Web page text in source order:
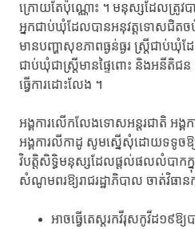
ក្រោយ​តែប៉ុណ្ណោះ ។​ មនុស្ស​ដែលត្រូវ
អ្នកជាប់ឃុំ​ដែលបាន​អនុវត្តទោស​ជិត
មាន​បញ្ហាសុខភាព​ធ្ងន់ធ្ងរ​ ស្ត្រីជាប់
ជាប់ឃុំ​ជាស្រ្តីមានផ្ទៃពោះ ​និងអនីតិជន​
ធ្វើការ​ដោះលែង ។​
អង្គការ​លើកលែង​ទោសអន្តរជាតិ​ អង្គ
អង្គការ​លីកាដូ​ សូមស្នើសុំ​ដោយទទូចឱ្យ
វិបត្តិ​សិទ្ធិមនុស្ស​ដែលផ្ដល់​ផលលំបាក​ក្នុ
សំណូមពរ​ឱ្យរាជរដ្ឋាភិបាល​ ចាត់វិធា
អាចធ្វើតេស្ត​រកវីរុសកូវីដ១